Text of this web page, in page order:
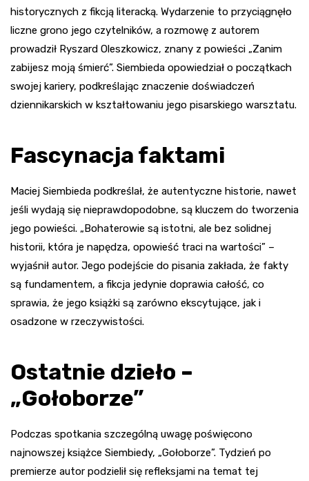
historycznych z fikcją literacką. Wydarzenie to przyciągnęło
liczne grono jego czytelników, a rozmowę z autorem
prowadził Ryszard Oleszkowicz, znany z powieści „Zanim
zabijesz moją śmierć”. Siembieda opowiedział o początkach
swojej kariery, podkreślając znaczenie doświadczeń
dziennikarskich w kształtowaniu jego pisarskiego warsztatu.
Fascynacja faktami
Maciej Siembieda podkreślał, że autentyczne historie, nawet
jeśli wydają się nieprawdopodobne, są kluczem do tworzenia
jego powieści. „Bohaterowie są istotni, ale bez solidnej
historii, która je napędza, opowieść traci na wartości” –
wyjaśnił autor. Jego podejście do pisania zakłada, że fakty
są fundamentem, a fikcja jedynie doprawia całość, co
sprawia, że jego książki są zarówno ekscytujące, jak i
osadzone w rzeczywistości.
Ostatnie dzieło –
„Gołoborze”
Podczas spotkania szczególną uwagę poświęcono
najnowszej książce Siembiedy, „Gołoborze”. Tydzień po
premierze autor podzielił się refleksjami na temat tej